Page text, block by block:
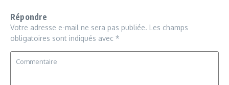
Répondre
Votre adresse e-mail ne sera pas publiée. Les champs
obligatoires sont indiqués avec *